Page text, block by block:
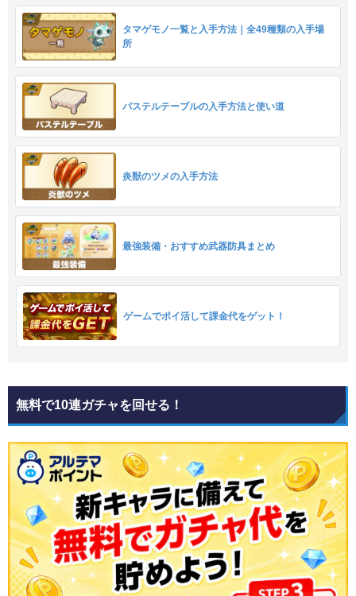
タマゲモノ一覧と入手方法｜全49種類の入手場
所
パステルテーブルの入手方法と使い道
炎獣のツメの入手方法
最強装備・おすすめ武器防具まとめ
ゲームでポイ活して課金代をゲット！
無料で10連ガチャを回せる！